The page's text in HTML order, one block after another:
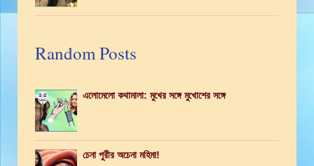
Random Posts
এলোমেলো কথামালা: মুখের সঙ্গে মুখোশের সঙ্গে
চেনা পুরীর অচেনা মহিমা!